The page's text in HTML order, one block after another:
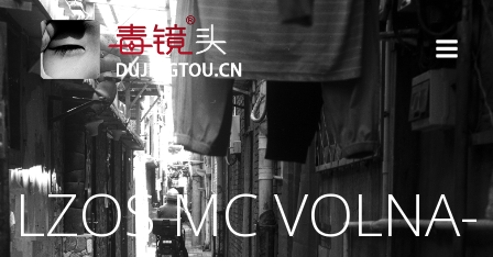
转
到
内
容
LZOS MC VOLNA-